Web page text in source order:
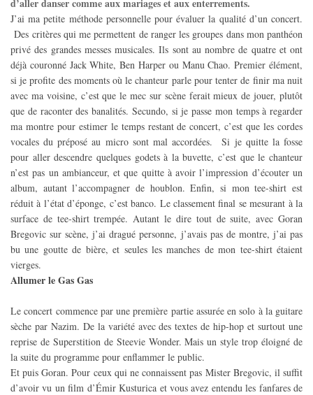
d’aller danser comme aux mariages et aux enterrements.
J’ai ma petite méthode personnelle pour évaluer la qualité d’un concert.
Des critères qui me permettent de ranger les groupes dans mon panthéon
privé des grandes messes musicales. Ils sont au nombre de quatre et ont
déjà couronné Jack White, Ben Harper ou Manu Chao. Premier élément,
si je profite des moments où le chanteur parle pour tenter de finir ma nuit
avec ma voisine, c’est que le mec sur scène ferait mieux de jouer, plutôt
que de raconter des banalités. Secundo, si je passe mon temps à regarder
ma montre pour estimer le temps restant de concert, c’est que les cordes
vocales du préposé au micro sont mal accordées. Si je quitte la fosse
pour aller descendre quelques godets à la buvette, c’est que le chanteur
n’est pas un ambianceur, et que quitte à avoir l’impression d’écouter un
album, autant l’accompagner de houblon. Enfin, si mon tee-shirt est
réduit à l’état d’éponge, c’est banco. Le classement final se mesurant à la
surface de tee-shirt trempée. Autant le dire tout de suite, avec Goran
Bregovic sur scène, j’ai dragué personne, j’avais pas de montre, j’ai pas
bu une goutte de bière, et seules les manches de mon tee-shirt étaient
vierges.
Allumer le Gas Gas
Le concert commence par une première partie assurée en solo à la guitare
sèche par Nazim. De la variété avec des textes de hip-hop et surtout une
reprise de Superstition de Steevie Wonder. Mais un style trop éloigné de
la suite du programme pour enflammer le public.
Et puis Goran. Pour ceux qui ne connaissent pas Mister Bregovic, il suffit
d’avoir vu un film d’Émir Kusturica et vous avez entendu les fanfares de